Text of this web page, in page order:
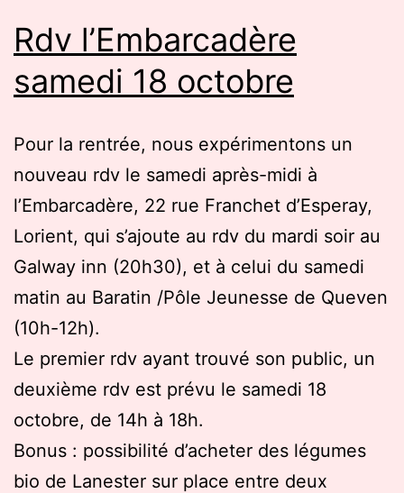
Rdv l’Embarcadère
samedi 18 octobre
Pour la rentrée, nous expérimentons un
nouveau rdv le samedi après-midi à
l’Embarcadère, 22 rue Franchet d’Esperay,
Lorient, qui s’ajoute au rdv du mardi soir au
Galway inn (20h30), et à celui du samedi
matin au Baratin /Pôle Jeunesse de Queven
(10h-12h).
Le premier rdv ayant trouvé son public, un
deuxième rdv est prévu le samedi 18
octobre, de 14h à 18h.
Bonus : possibilité d’acheter des légumes
bio de Lanester sur place entre deux